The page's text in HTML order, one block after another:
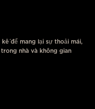
để mang lại sự thoải mái,
nhà và không gian